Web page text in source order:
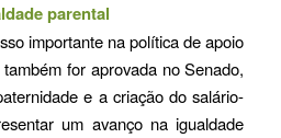
parental
importante na política de apoio
for aprovada no Senado,
e a criação do salário-
um avanço na igualdade